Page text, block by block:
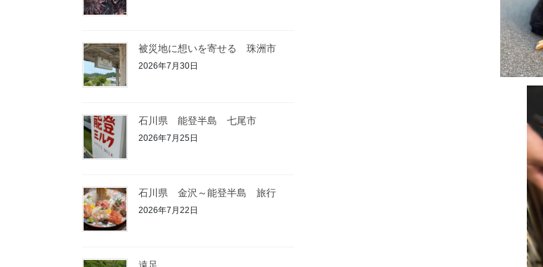
被災地に想いを寄せる 珠洲市
2026年7月30日
石川県 能登半島 七尾市
2026年7月25日
石川県 金沢～能登半島 旅行
2026年7月22日